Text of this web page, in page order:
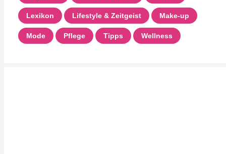
Lexikon Lifestyle & Zeitgeist Make-up
Mode Pflege Tipps Wellness